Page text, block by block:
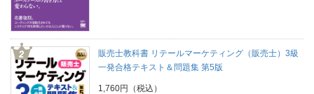
販売士教科書 リテールマーケティング（販売士）3級
一発合格テキスト＆問題集 第5版
1,760円（税込）